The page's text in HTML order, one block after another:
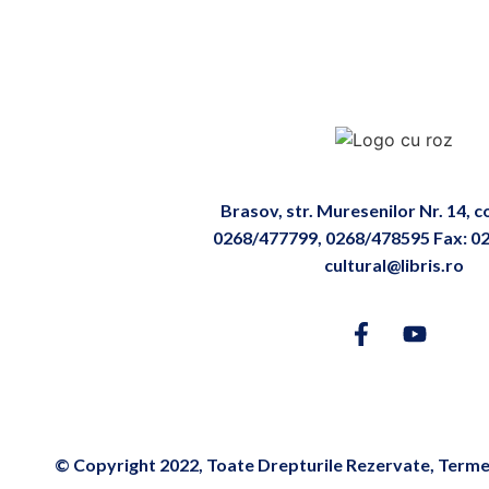
Brasov, str. Muresenilor Nr. 14,
0268/477799, 0268/478595 Fax:
cultural@libris.ro
© Copyright 2022, Toate Drepturile Rezervate,